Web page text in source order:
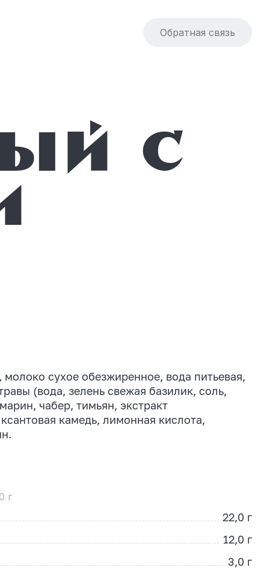
Обратная связь
сухое обезжиренное, вода питьевая,
(вода, зелень свежая базилик, соль,
чабер, тимьян, экстракт
камедь, лимонная кислота,
г
22,0 г
12,0 г
3,0 г